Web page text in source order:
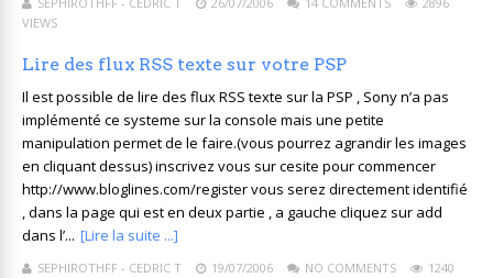
VIEWS
Lire des flux RSS texte sur votre PSP
Il est possible de lire des flux RSS texte sur la PSP , Sony n’a pas
implémenté ce systeme sur la console mais une petite
manipulation permet de le faire.(vous pourrez agrandir les images
en cliquant dessus) inscrivez vous sur cesite pour commencer
http://www.bloglines.com/register vous serez directement identifié
, dans la page qui est en deux partie , a gauche cliquez sur add
dans l’... [Lire la suite ...]
SEPHIROTHFF - CEDRIC T 19/07/2006 NO COMMENTS
1240